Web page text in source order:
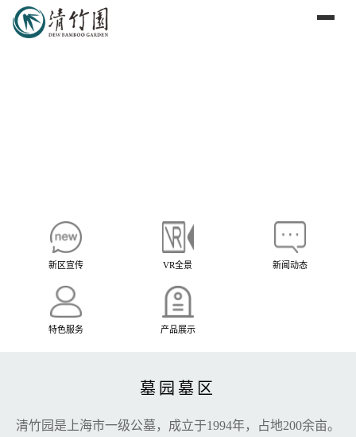
新区宣传 VR全景 新闻动态
特色服务 产品展示
墓园墓区
清竹园是上海市一级公墓，成立于1994年，占地200余亩。